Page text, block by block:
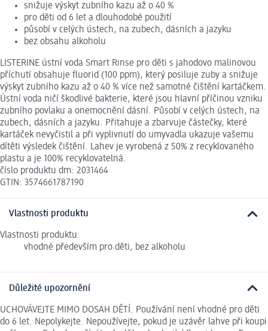
snižuje výskyt zubního kazu až o 40 %
pro děti od 6 let a dlouhodobé použití
působí v celých ústech, na zubech, dásních a jazyku
bez obsahu alkoholu
LISTERINE ústní voda Smart Rinse pro děti s jahodovo malinovou
příchutí obsahuje fluorid (100 ppm), který posiluje zuby a snižuje
výskyt zubního kazu až o 40 % více než samotné čištění kartáčkem.
Ústní voda ničí škodlivé bakterie, které jsou hlavní příčinou vzniku
zubního povlaku a onemocnění dásní. Působí v celých ústech, na
zubech, dásních a jazyku. Přitahuje a zbarvuje částečky, které
kartáček nevyčistil a při vyplivnutí do umyvadla ukazuje vašemu
dítěti výsledek čištění. Lahev je vyrobená z 50% z recyklovaného
plastu a je 100% recyklovatelná.
číslo produktu dm: 2031464
GTIN: 3574661787190
Vlastnosti produktu
Vlastnosti produktu:
vhodné především pro děti, bez alkoholu
Důležité upozornění
UCHOVÁVEJTE MIMO DOSAH DĚTÍ. Používání není vhodné pro děti
do 6 let. Nepolykejte. Nepoužívejte, pokud je uzávěr lahve při koupi